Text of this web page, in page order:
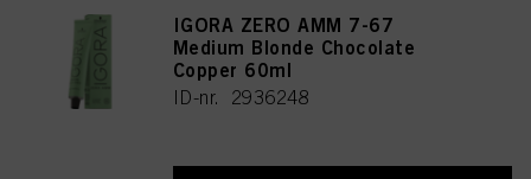
IGORA ZERO AMM 7-67
Medium Blonde Chocolate
Copper 60ml
ID-nr. 2936248